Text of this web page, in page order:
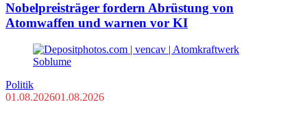
Nobelpreisträger fordern Abrüstung von
Atomwaffen und warnen vor KI
Politik
01.08.202601.08.2026